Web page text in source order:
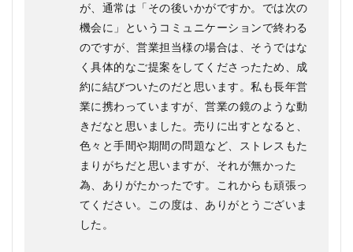
が、通常は「その後いかがですか。では次の
機会に」というコミュニケーションで終わる
のですが、営業担当様の場合は、そうではな
く具体的なご提案をしてくださったため、成
約に結びついたのだと思います。私も長年営
業に携わっていますが、営業の鏡のような動
きだなと思いました。売りに出すとなると、
色々と手間や期間の問題など、ストレスもた
まりがちだと思いますが、それが無かった
為、ありがたかったです。これからも頑張っ
てください。この度は、ありがとうございま
した。